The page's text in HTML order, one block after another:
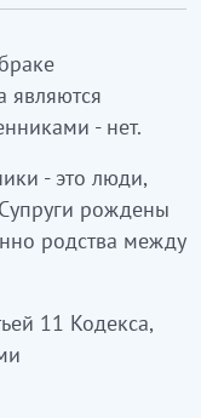
являются
- нет.
- это люди,
рождены
родства между
11 Кодекса,